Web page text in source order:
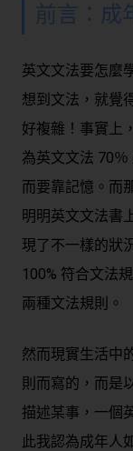
前言：成
英文文法要怎麼
想到文法，就覺
好複雜！事實上
為英文文法 70
而要靠記憶。而
明明英文文法書
現了不一樣的狀
100% 符合文法
兩種文法規則。
然而現實生活中
則而寫的，而是
描述某事，一個
此我認為成年人